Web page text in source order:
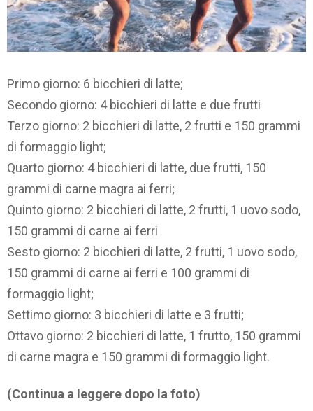
Primo giorno: 6 bicchieri di latte;
Secondo giorno: 4 bicchieri di latte e due frutti
Terzo giorno: 2 bicchieri di latte, 2 frutti e 150 grammi
di formaggio light;
Quarto giorno: 4 bicchieri di latte, due frutti, 150
grammi di carne magra ai ferri;
Quinto giorno: 2 bicchieri di latte, 2 frutti, 1 uovo sodo,
150 grammi di carne ai ferri
Sesto giorno: 2 bicchieri di latte, 2 frutti, 1 uovo sodo,
150 grammi di carne ai ferri e 100 grammi di
formaggio light;
Settimo giorno: 3 bicchieri di latte e 3 frutti;
Ottavo giorno: 2 bicchieri di latte, 1 frutto, 150 grammi
di carne magra e 150 grammi di formaggio light.
(Continua a leggere dopo la foto)